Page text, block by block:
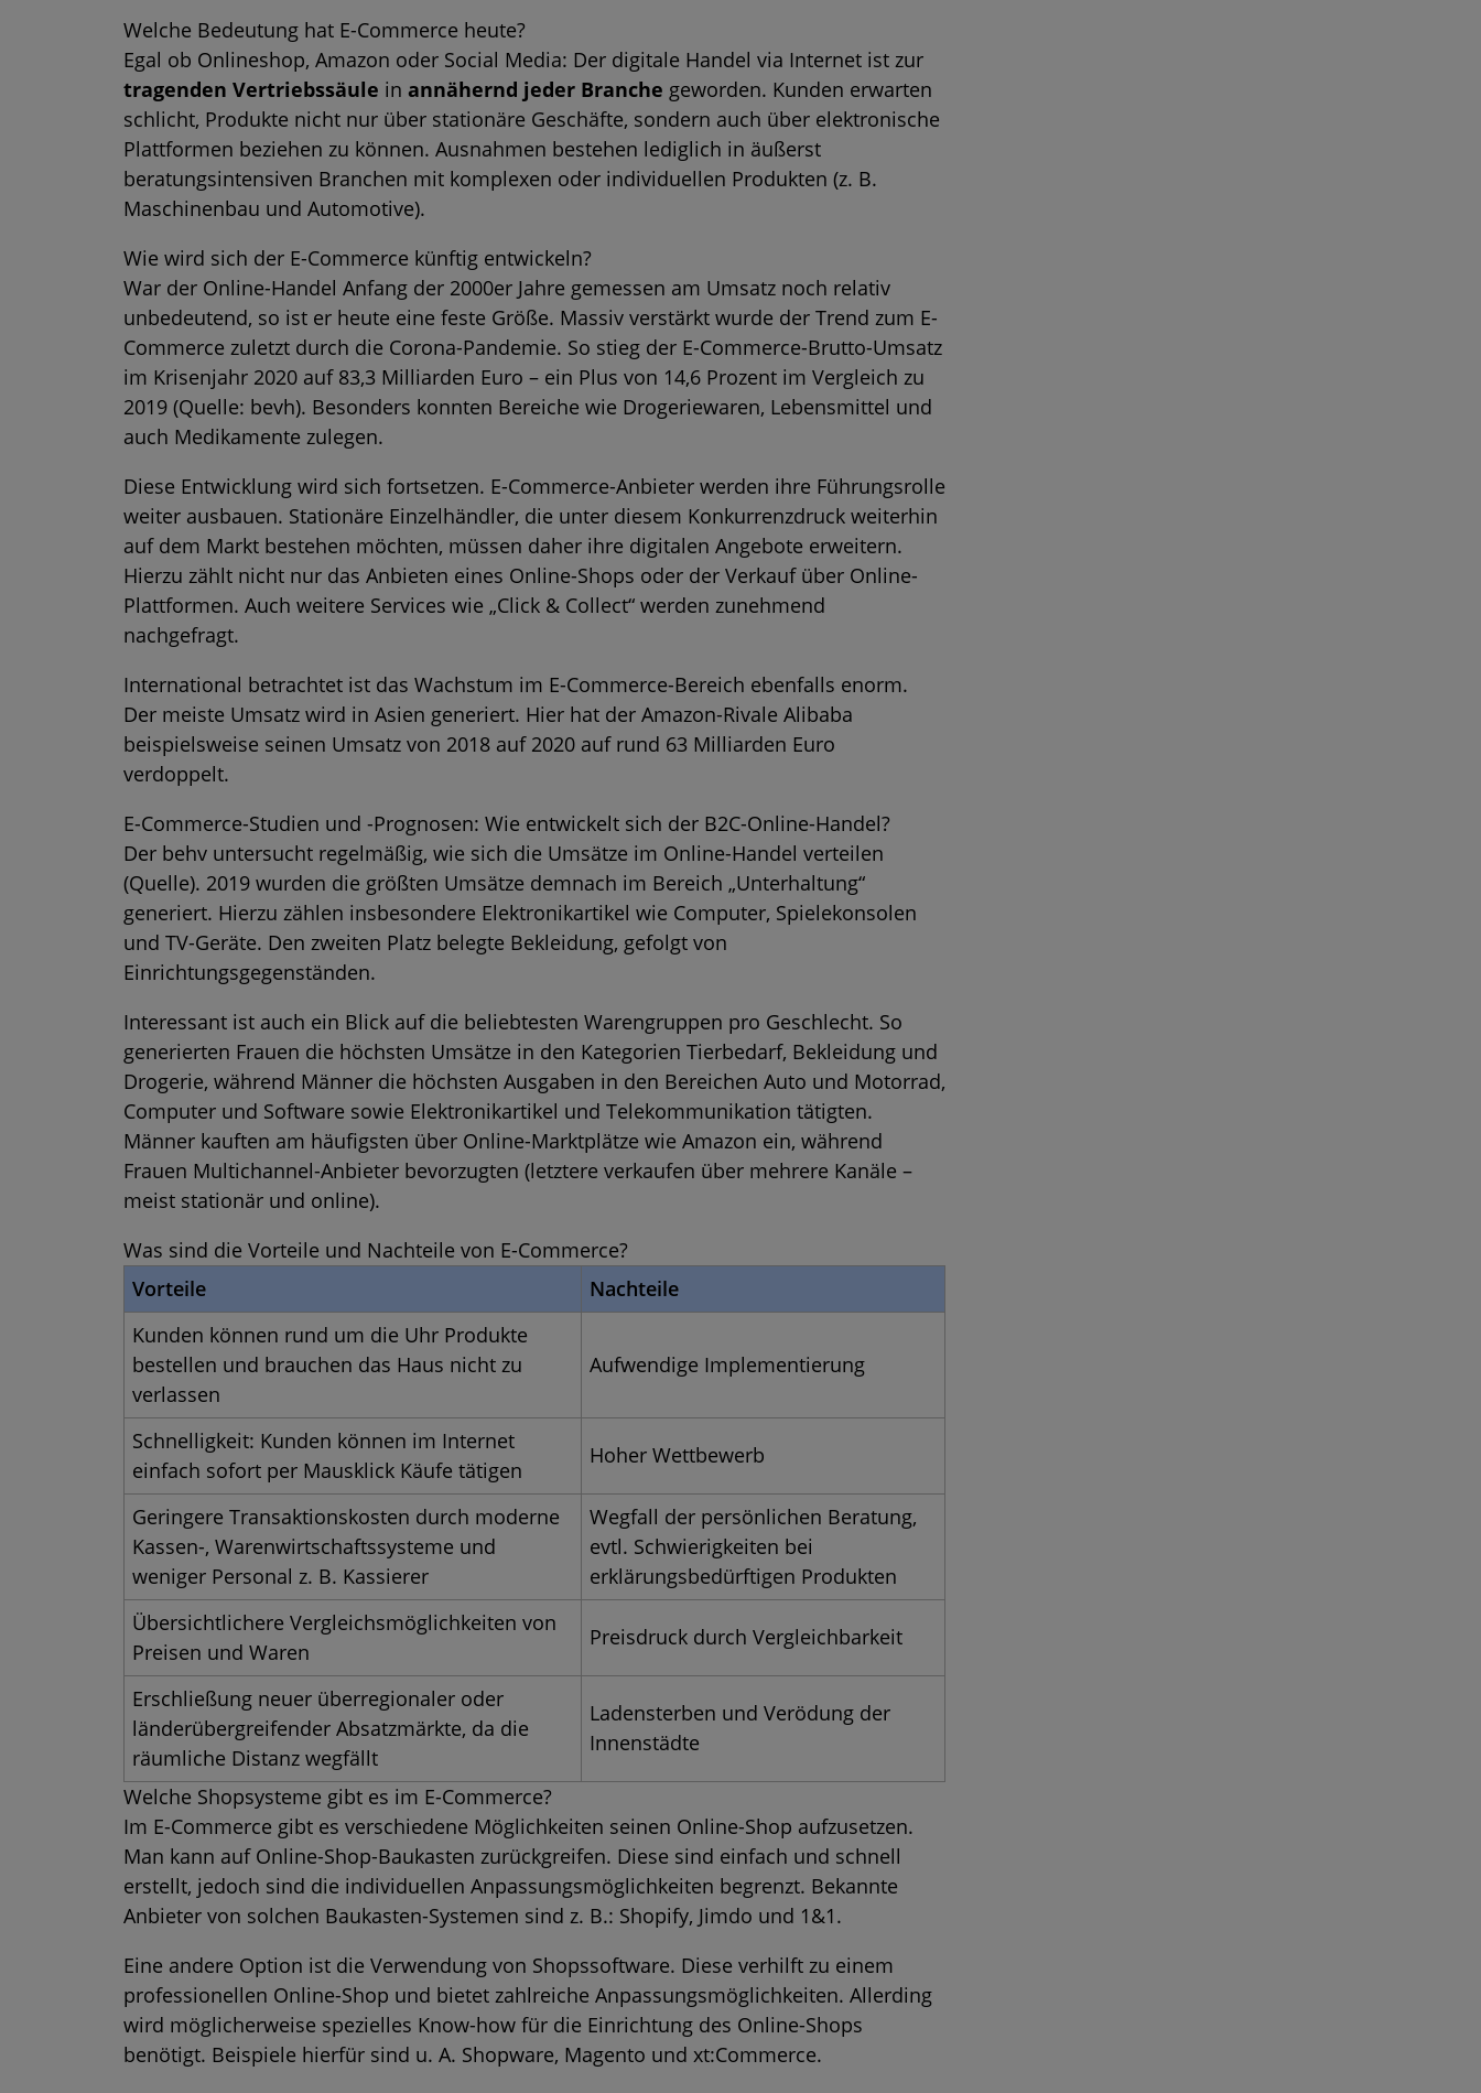
Welche Bedeutung hat E-Commerce heute?
Egal ob Onlineshop, Amazon oder Social Media: Der digitale Handel via Internet ist zur
tragenden Vertriebssäule in annähernd jeder Branche geworden. Kunden erwarten
schlicht, Produkte nicht nur über stationäre Geschäfte, sondern auch über elektronische
Plattformen beziehen zu können. Ausnahmen bestehen lediglich in äußerst
beratungsintensiven Branchen mit komplexen oder individuellen Produkten (z. B.
Maschinenbau und Automotive).
Wie wird sich der E-Commerce künftig entwickeln?
War der Online-Handel Anfang der 2000er Jahre gemessen am Umsatz noch relativ
unbedeutend, so ist er heute eine feste Größe. Massiv verstärkt wurde der Trend zum E-
Commerce zuletzt durch die Corona-Pandemie. So stieg der E-Commerce-Brutto-Umsatz
im Krisenjahr 2020 auf 83,3 Milliarden Euro – ein Plus von 14,6 Prozent im Vergleich zu
2019 (Quelle: bevh). Besonders konnten Bereiche wie Drogeriewaren, Lebensmittel und
auch Medikamente zulegen.
Diese Entwicklung wird sich fortsetzen. E-Commerce-Anbieter werden ihre Führungsrolle
weiter ausbauen. Stationäre Einzelhändler, die unter diesem Konkurrenzdruck weiterhin
auf dem Markt bestehen möchten, müssen daher ihre digitalen Angebote erweitern.
Hierzu zählt nicht nur das Anbieten eines Online-Shops oder der Verkauf über Online-
Plattformen. Auch weitere Services wie „Click & Collect“ werden zunehmend
nachgefragt.
International betrachtet ist das Wachstum im E-Commerce-Bereich ebenfalls enorm.
Der meiste Umsatz wird in Asien generiert. Hier hat der Amazon-Rivale Alibaba
beispielsweise seinen Umsatz von 2018 auf 2020 auf rund 63 Milliarden Euro
verdoppelt.
E-Commerce-Studien und -Prognosen: Wie entwickelt sich der B2C-Online-Handel?
Der behv untersucht regelmäßig, wie sich die Umsätze im Online-Handel verteilen
(Quelle). 2019 wurden die größten Umsätze demnach im Bereich „Unterhaltung“
generiert. Hierzu zählen insbesondere Elektronikartikel wie Computer, Spielekonsolen
und TV-Geräte. Den zweiten Platz belegte Bekleidung, gefolgt von
Einrichtungsgegenständen.
Interessant ist auch ein Blick auf die beliebtesten Warengruppen pro Geschlecht. So
generierten Frauen die höchsten Umsätze in den Kategorien Tierbedarf, Bekleidung und
Drogerie, während Männer die höchsten Ausgaben in den Bereichen Auto und Motorrad,
Computer und Software sowie Elektronikartikel und Telekommunikation tätigten.
Männer kauften am häufigsten über Online-Marktplätze wie Amazon ein, während
Frauen Multichannel-Anbieter bevorzugten (letztere verkaufen über mehrere Kanäle –
meist stationär und online).
Was sind die Vorteile und Nachteile von E-Commerce?
Vorteile
Nachteile
Kunden können rund um die Uhr Produkte
bestellen und brauchen das Haus nicht zu
verlassen
Aufwendige Implementierung
Schnelligkeit: Kunden können im Internet
einfach sofort per Mausklick Käufe tätigen
Hoher Wettbewerb
Geringere Transaktionskosten durch moderne
Kassen-, Warenwirtschaftssysteme und
weniger Personal z. B. Kassierer
Wegfall der persönlichen Beratung,
evtl. Schwierigkeiten bei
erklärungsbedürftigen Produkten
Übersichtlichere Vergleichsmöglichkeiten von
Preisen und Waren
Preisdruck durch Vergleichbarkeit
Erschließung neuer überregionaler oder
länderübergreifender Absatzmärkte, da die
räumliche Distanz wegfällt
Ladensterben und Verödung der
Innenstädte
Welche Shopsysteme gibt es im E-Commerce?
Im E-Commerce gibt es verschiedene Möglichkeiten seinen Online-Shop aufzusetzen.
Man kann auf Online-Shop-Baukasten zurückgreifen. Diese sind einfach und schnell
erstellt, jedoch sind die individuellen Anpassungsmöglichkeiten begrenzt. Bekannte
Anbieter von solchen Baukasten-Systemen sind z. B.: Shopify, Jimdo und 1&1.
Eine andere Option ist die Verwendung von Shopssoftware. Diese verhilft zu einem
professionellen Online-Shop und bietet zahlreiche Anpassungsmöglichkeiten. Allerding
wird möglicherweise spezielles Know-how für die Einrichtung des Online-Shops
benötigt. Beispiele hierfür sind u. A. Shopware, Magento und xt:Commerce.